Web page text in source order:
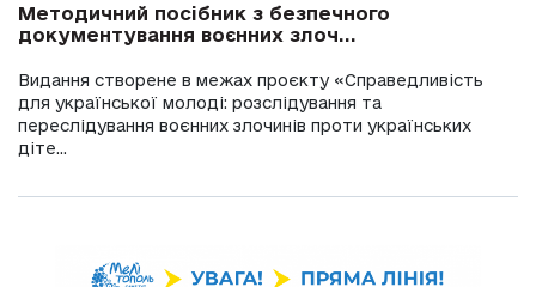
Методичний посібник з безпечного
документування воєнних злоч...
Видання створене в межах проєкту «Справедливість
для української молоді: розслідування та
переслідування воєнних злочинів проти українських
діте...